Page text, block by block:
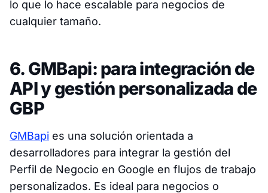
lo que lo hace escalable para negocios de
cualquier tamaño.
6. GMBapi: para integración de
API y gestión personalizada de
GBP
GMBapi es una solución orientada a
desarrolladores para integrar la gestión del
Perfil de Negocio en Google en flujos de trabajo
personalizados. Es ideal para negocios o